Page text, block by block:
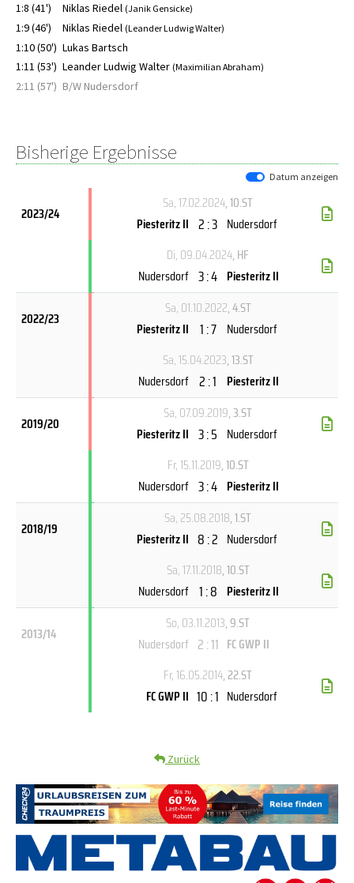
1:8 (41') Niklas Riedel (Janik Gensicke)
1:9 (46') Niklas Riedel (Leander Ludwig Walter)
1:10 (50') Lukas Bartsch
1:11 (53') Leander Ludwig Walter (Maximilian Abraham)
2:11 (57') B/W Nudersdorf
Bisherige Ergebnisse
Datum anzeigen
2023/24
Sa, 17.02.2024, 10.ST
Piesteritz II 2 : 3 Nudersdorf
Di, 09.04.2024, HF
Nudersdorf 3 : 4 Piesteritz II
2022/23
Sa, 01.10.2022, 4.ST
Piesteritz II 1 : 7 Nudersdorf
Sa, 15.04.2023, 13.ST
Nudersdorf 2 : 1 Piesteritz II
2019/20
Sa, 07.09.2019, 3.ST
Piesteritz II 3 : 5 Nudersdorf
Fr, 15.11.2019, 10.ST
Nudersdorf 3 : 4 Piesteritz II
2018/19
Sa, 25.08.2018, 1.ST
Piesteritz II 8 : 2 Nudersdorf
Sa, 17.11.2018, 10.ST
Nudersdorf 1 : 8 Piesteritz II
2013/14
So, 03.11.2013, 9.ST
Nudersdorf 2 : 11 FC GWP II
Fr, 16.05.2014, 22.ST
FC GWP II 10 : 1 Nudersdorf
Zurück